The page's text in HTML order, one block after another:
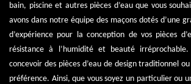
bain, piscine et autres pièces d’eau que vous
avons dans notre équipe des maçons dotés d’une
d’expérience pour la conception de vos pièces
résistance à l’humidité et beauté irréprochable.
concevoir des pièces d’eau de design traditionnel
préférence. Ainsi, que vous soyez un particulier ou